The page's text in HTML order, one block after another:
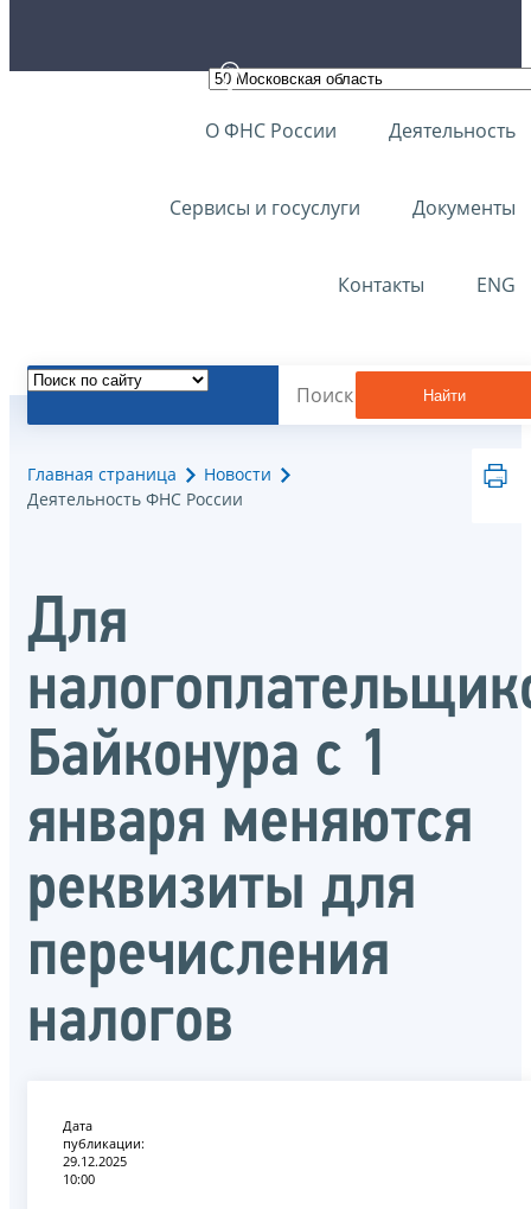
О ФНС России Деятельность
Сервисы и госуслуги Документы
Контакты ENG
Найти
Главная страница
Новости
Деятельность ФНС России
Для
Байконура с 1
января меняются
реквизиты для
перечисления
налогов
Дата
публикации:
29.12.2025
10:00